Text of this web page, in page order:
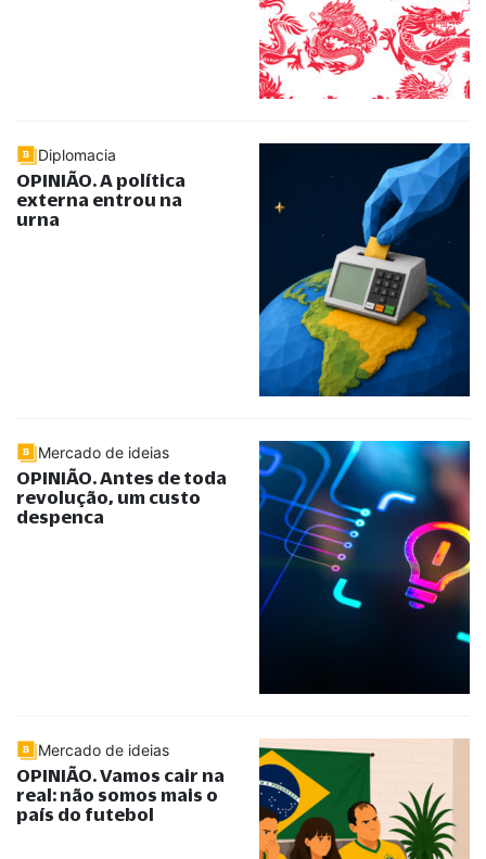
Diplomacia
OPINIÃO. A política
externa entrou na
urna
Mercado de ideias
OPINIÃO. Antes de toda
revolução, um custo
despenca
Mercado de ideias
OPINIÃO. Vamos cair na
real: não somos mais o
país do futebol